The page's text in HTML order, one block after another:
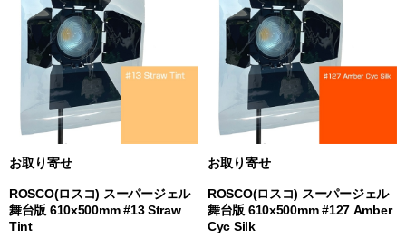
お取り寄せ
ROSCO(ロスコ) スーパージェル
舞台版 610x500mm #13 Straw
Tint
お取り寄せ
ROSCO(ロスコ) スーパージェル
舞台版 610x500mm #127 Amber
Cyc Silk